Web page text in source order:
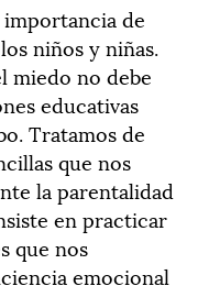
importancia de
niños y niñas.
miedo no debe
educativas
Tratamos de
que nos
la parentalidad
en practicar
que nos
emocional